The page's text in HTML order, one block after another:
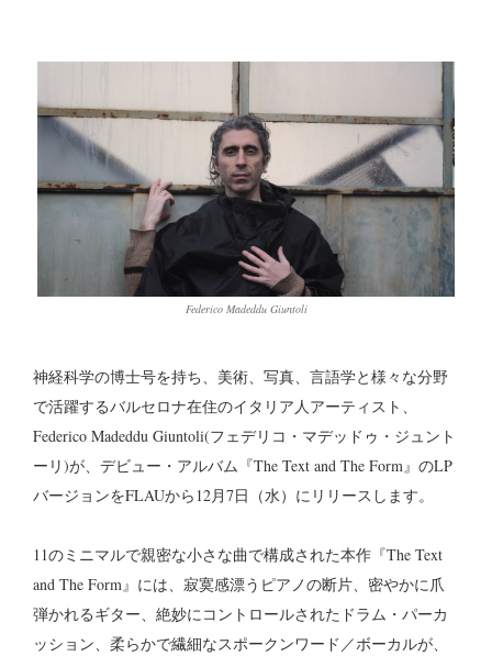
Federico Madeddu Giuntoli
神経科学の博士号を持ち、美術、写真、言語学と様々な分野
で活躍するバルセロナ在住のイタリア人アーティスト、
Federico Madeddu Giuntoli(フェデリコ・マデッドゥ・ジュント
ーリ)が、デビュー・アルバム『The Text and The Form』のLP
バージョンをFLAUから12月7日（水）にリリースします。
11のミニマルで親密な小さな曲で構成された本作『The Text
and The Form』には、寂寞感漂うピアノの断片、密やかに爪
弾かれるギター、絶妙にコントロールされたドラム・パーカ
ッション、柔らかで繊細なスポークンワード／ボーカルが、